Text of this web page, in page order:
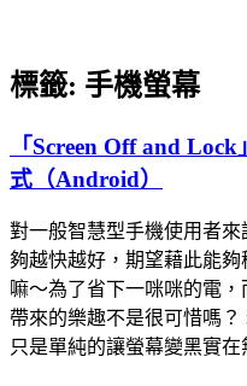
標籤: 手機螢幕
「Screen Off and
式（Android）
對一般智慧型手機使用者
夠越快越好，期望藉此能
嘛～為了省下一咪咪的電
帶來的樂趣不是很可惜嗎？
只是單純的讓螢幕變黑實